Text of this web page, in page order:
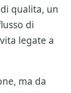
qualita, un
di
legate a
ma da